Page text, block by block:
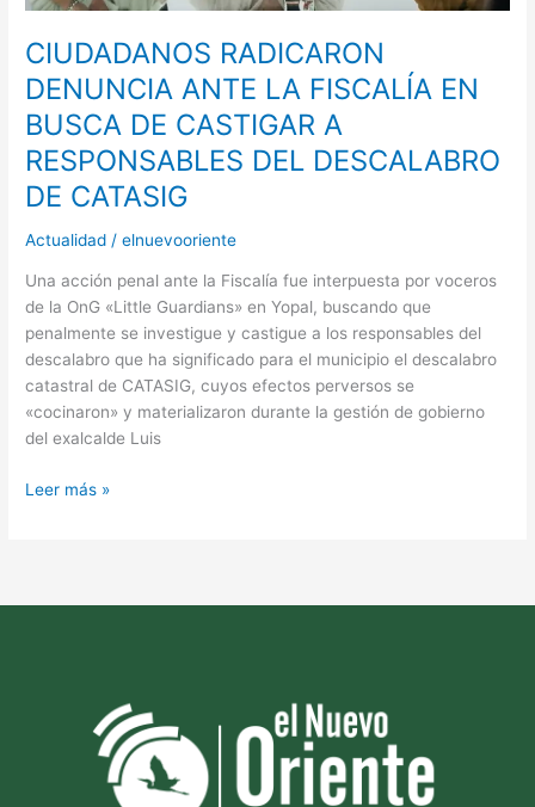
CIUDADANOS RADICARON
DENUNCIA ANTE LA FISCALÍA EN
BUSCA DE CASTIGAR A
RESPONSABLES DEL DESCALABRO
DE CATASIG
Actualidad /elnuevooriente
Una acción penal ante la Fiscalía fue interpuesta por voceros
de la OnG «Little Guardians» en Yopal, buscando que
penalmente se investigue y castigue a los responsables del
descalabro que ha significado para el municipio el descalabro
catastral de CATASIG, cuyos efectos perversos se
«cocinaron» y materializaron durante la gestión de gobierno
del exalcalde Luis
DEL
DESCALABRO
DE
CATASIG
Leer más »